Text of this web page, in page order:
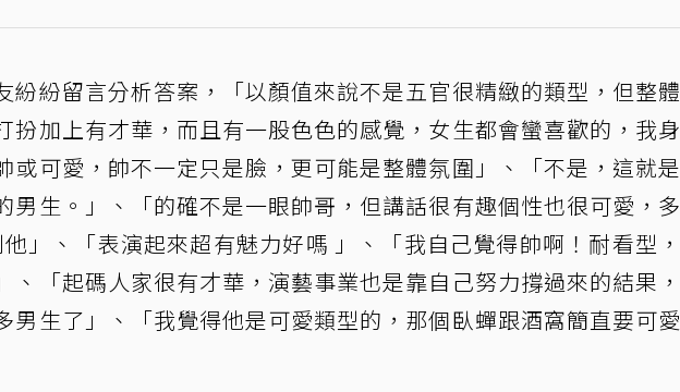
紛紛留言分析答案，「以顏值來說不是五官很精緻的類型，但整體
扮加上有才華，而且有一股色色的感覺，女生都會蠻喜歡的，我身
或可愛，帥不一定只是臉，更可能是整體氛圍」、「不是，這就是
男生。」、「的確不是一眼帥哥，但講話很有趣個性也很可愛，多
」、「表演起來超有魅力好嗎 」、「我自己覺得帥啊！耐看型，
、「起碼人家很有才華，演藝事業也是靠自己努力撐過來的結果，
男生了」、「我覺得他是可愛類型的，那個臥蟬跟酒窩簡直要可愛